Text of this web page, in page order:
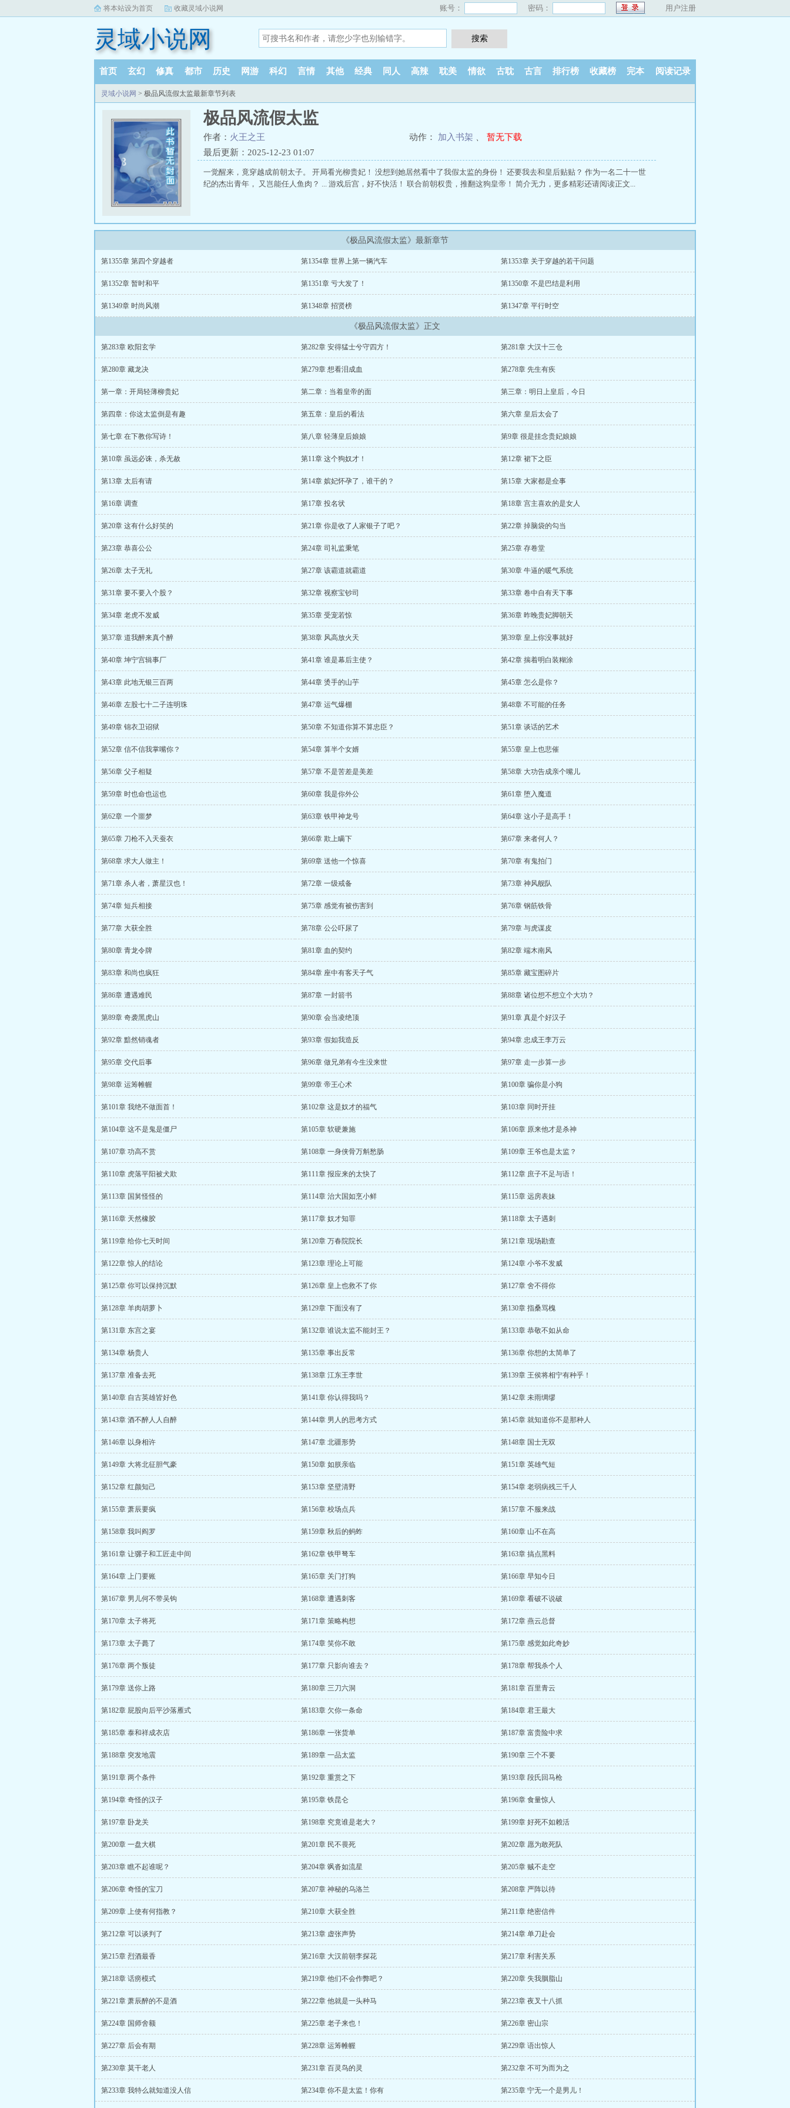
将本站设为首页 收藏灵域小说网 账号： 密码： 用户注册
灵域小说网
首页 玄幻 修真 都市 历史 网游 科幻 言情 其他 经典 同人 高辣 耽美 情欲 古耽 古言 排行榜 收藏榜 完本 阅读记录
灵域小说网 > 极品风流假太监最新章节列表
极品风流假太监
作者： 火王之王 动作： 加入书架
暂无下载
最后更新：2025-12-23 01:07
一觉醒来，竟穿越成前朝太子。 开局看光柳贵妃！ 没想到她居然看中了我假太监的身份！ 还要我去和皇后贴贴？ 作为一名二十一世
纪的杰出青年， 又岂能任人鱼肉？ ... 游戏后宫，好不快活！ 联合前朝权贵，推翻这狗皇帝！ 简介无力，更多精彩还请阅读正文...
《极品风流假太监》最新章节
第1355章 第四个穿越者 第1354章 世界上第一辆汽车 第1353章 关于穿越的若干问题
第1352章 暂时和平 第1351章 亏大发了！ 第1350章 不是巴结是利用
第1349章 时尚风潮 第1348章 招贤榜 第1347章 平行时空
《极品风流假太监》正文
第283章 欧阳玄学 第282章 安得猛士兮守四方！ 第281章 大汉十三仓
第280章 藏龙决 第279章 想看泪成血 第278章 先生有疾
第一章：开局轻薄柳贵妃 第二章：当着皇帝的面 第三章：明日上皇后，今日
第四章：你这太监倒是有趣 第五章：皇后的看法 第六章 皇后太会了
第七章 在下教你写诗！ 第八章 轻薄皇后娘娘 第9章 很是挂念贵妃娘娘
第10章 虽远必诛，杀无赦 第11章 这个狗奴才！ 第12章 裙下之臣
第13章 太后有请 第14章 嫔妃怀孕了，谁干的？ 第15章 大家都是佥事
第16章 调查 第17章 投名状 第18章 宫主喜欢的是女人
第20章 这有什么好笑的 第21章 你是收了人家银子了吧？ 第22章 掉脑袋的勾当
第23章 恭喜公公 第24章 司礼监秉笔 第25章 存卷堂
第26章 太子无礼 第27章 该霸道就霸道 第30章 牛逼的暖气系统
第31章 要不要入个股？ 第32章 视察宝钞司 第33章 卷中自有天下事
第34章 老虎不发威 第35章 受宠若惊 第36章 昨晚贵妃脚朝天
第37章 道我醉来真个醉 第38章 风高放火天 第39章 皇上你没事就好
第40章 坤宁宫辑事厂 第41章 谁是幕后主使？ 第42章 揣着明白装糊涂
第43章 此地无银三百两 第44章 烫手的山芋 第45章 怎么是你？
第46章 左股七十二子连明珠 第47章 运气爆棚 第48章 不可能的任务
第49章 锦衣卫诏狱 第50章 不知道你算不算忠臣？ 第51章 谈话的艺术
第52章 信不信我掌嘴你？ 第54章 算半个女婿 第55章 皇上也悲催
第56章 父子相疑 第57章 不是苦差是美差 第58章 大功告成亲个嘴儿
第59章 时也命也运也 第60章 我是你外公 第61章 堕入魔道
第62章 一个噩梦 第63章 铁甲神龙号 第64章 这小子是高手！
第65章 刀枪不入天蚕衣 第66章 欺上瞒下 第67章 来者何人？
第68章 求大人做主！ 第69章 送他一个惊喜 第70章 有鬼拍门
第71章 杀人者，萧星汉也！ 第72章 一级戒备 第73章 神风舰队
第74章 短兵相接 第75章 感觉有被伤害到 第76章 钢筋铁骨
第77章 大获全胜 第78章 公公吓尿了 第79章 与虎谋皮
第80章 青龙令牌 第81章 血的契约 第82章 端木南风
第83章 和尚也疯狂 第84章 座中有客天子气 第85章 藏宝图碎片
第86章 遭遇难民 第87章 一封箭书 第88章 诸位想不想立个大功？
第89章 奇袭黑虎山 第90章 会当凌绝顶 第91章 真是个好汉子
第92章 黯然销魂者 第93章 假如我造反 第94章 忠成王李万云
第95章 交代后事 第96章 做兄弟有今生没来世 第97章 走一步算一步
第98章 运筹帷幄 第99章 帝王心术 第100章 骗你是小狗
第101章 我绝不做面首！ 第102章 这是奴才的福气 第103章 同时开挂
第104章 这不是鬼是僵尸 第105章 软硬兼施 第106章 原来他才是杀神
第107章 功高不赏 第108章 一身侠骨万斛愁肠 第109章 王爷也是太监？
第110章 虎落平阳被犬欺 第111章 报应来的太快了 第112章 庶子不足与语！
第113章 国舅怪怪的 第114章 治大国如烹小鲜 第115章 远房表妹
第116章 天然橡胶 第117章 奴才知罪 第118章 太子遇刺
第119章 给你七天时间 第120章 万春院院长 第121章 现场勘查
第122章 惊人的结论 第123章 理论上可能 第124章 小爷不发威
第125章 你可以保持沉默 第126章 皇上也救不了你 第127章 舍不得你
第128章 羊肉胡萝卜 第129章 下面没有了 第130章 指桑骂槐
第131章 东宫之宴 第132章 谁说太监不能封王？ 第133章 恭敬不如从命
第134章 杨贵人 第135章 事出反常 第136章 你想的太简单了
第137章 准备去死 第138章 江东王李世 第139章 王侯将相宁有种乎！
第140章 自古英雄皆好色 第141章 你认得我吗？ 第142章 未雨绸缪
第143章 酒不醉人人自醉 第144章 男人的思考方式 第145章 就知道你不是那种人
第146章 以身相许 第147章 北疆形势 第148章 国士无双
第149章 大将北征胆气豪 第150章 如朕亲临 第151章 英雄气短
第152章 红颜知己 第153章 坚壁清野 第154章 老弱病残三千人
第155章 萧辰要疯 第156章 校场点兵 第157章 不服来战
第158章 我叫阎罗 第159章 秋后的蚂蚱 第160章 山不在高
第161章 让骡子和工匠走中间 第162章 铁甲弩车 第163章 搞点黑料
第164章 上门要账 第165章 关门打狗 第166章 早知今日
第167章 男儿何不带吴钩 第168章 遭遇刺客 第169章 看破不说破
第170章 太子将死 第171章 策略构想 第172章 燕云总督
第173章 太子薨了 第174章 笑你不敢 第175章 感觉如此奇妙
第176章 两个叛徒 第177章 只影向谁去？ 第178章 帮我杀个人
第179章 送你上路 第180章 三刀六洞 第181章 百里青云
第182章 屁股向后平沙落雁式 第183章 欠你一条命 第184章 君王最大
第185章 泰和祥成衣店 第186章 一张货单 第187章 富贵险中求
第188章 突发地震 第189章 一品太监 第190章 三个不要
第191章 两个条件 第192章 重赏之下 第193章 段氏回马枪
第194章 奇怪的汉子 第195章 铁昆仑 第196章 食量惊人
第197章 卧龙关 第198章 究竟谁是老大？ 第199章 好死不如赖活
第200章 一盘大棋 第201章 民不畏死 第202章 愿为敢死队
第203章 瞧不起谁呢？ 第204章 飒沓如流星 第205章 贼不走空
第206章 奇怪的宝刀 第207章 神秘的乌洛兰 第208章 严阵以待
第209章 上使有何指教？ 第210章 大获全胜 第211章 绝密信件
第212章 可以谈判了 第213章 虚张声势 第214章 单刀赴会
第215章 烈酒最香 第216章 大汉前朝李探花 第217章 利害关系
第218章 话痨模式 第219章 他们不会作弊吧？ 第220章 失我胭脂山
第221章 萧辰醉的不是酒 第222章 他就是一头种马 第223章 夜叉十八抓
第224章 国师舍额 第225章 老子来也！ 第226章 密山宗
第227章 后会有期 第228章 运筹帷幄 第229章 语出惊人
第230章 莫干老人 第231章 百灵鸟的灵 第232章 不可为而为之
第233章 我特么就知道没人信 第234章 你不是太监！你有 第235章 宁无一个是男儿！